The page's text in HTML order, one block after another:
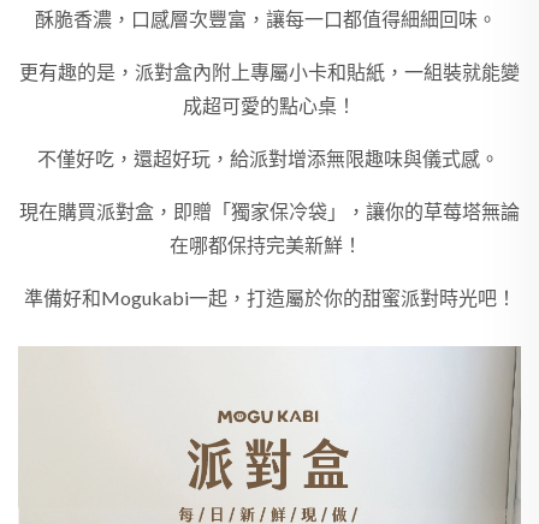
酥脆香濃，口感層次豐富，讓每一口都值得細細回味。
更有趣的是，派對盒內附上專屬小卡和貼紙，一組裝就能變
成超可愛的點心桌！
不僅好吃，還超好玩，給派對增添無限趣味與儀式感。
現在購買派對盒，即贈「獨家保冷袋」，讓你的草莓塔無論
在哪都保持完美新鮮！
準備好和Mogukabi一起，打造屬於你的甜蜜派對時光吧！